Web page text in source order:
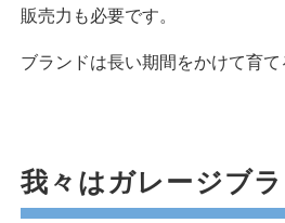
販売力も必要です。
ブランドは長い期間をかけて育て
我々はガレージブ